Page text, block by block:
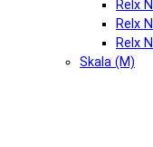
Relx
Relx
Relx
Skala (М)